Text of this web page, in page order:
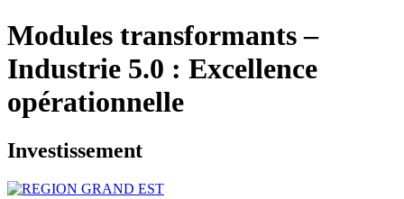
Modules transformants –
Industrie 5.0 : Excellence
opérationnelle
Investissement